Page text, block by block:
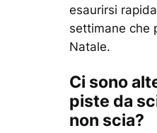
esaurirsi
settimane che
Natale.
Ci sono
piste da
non scia?